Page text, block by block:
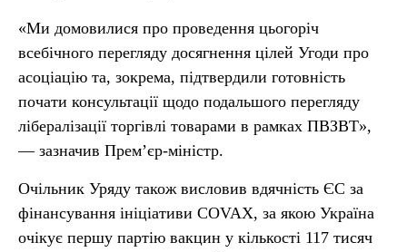
«Ми домовилися про проведення цьогоріч
всебічного перегляду досягнення цілей Угоди про
асоціацію та, зокрема, підтвердили готовність
почати консультації щодо подальшого перегляду
лібералізації торгівлі товарами в рамках ПВЗВТ»,
— зазначив Прем’єр-міністр.
Очільник Уряду також висловив вдячність ЄС за
фінансування ініціативи COVAX, за якою Україна
очікує першу партію вакцин у кількості 117 тисяч